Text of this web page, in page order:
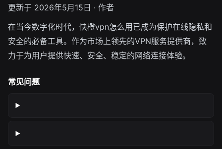
更新于 2026年5月15日 · 作者
在当今数字化时代，快橙vpn怎么用已成为保护在线隐私和
安全的必备工具。作为市场上领先的VPN服务提供商，致
力于为用户提供快速、安全、稳定的网络连接体验。
常见问题